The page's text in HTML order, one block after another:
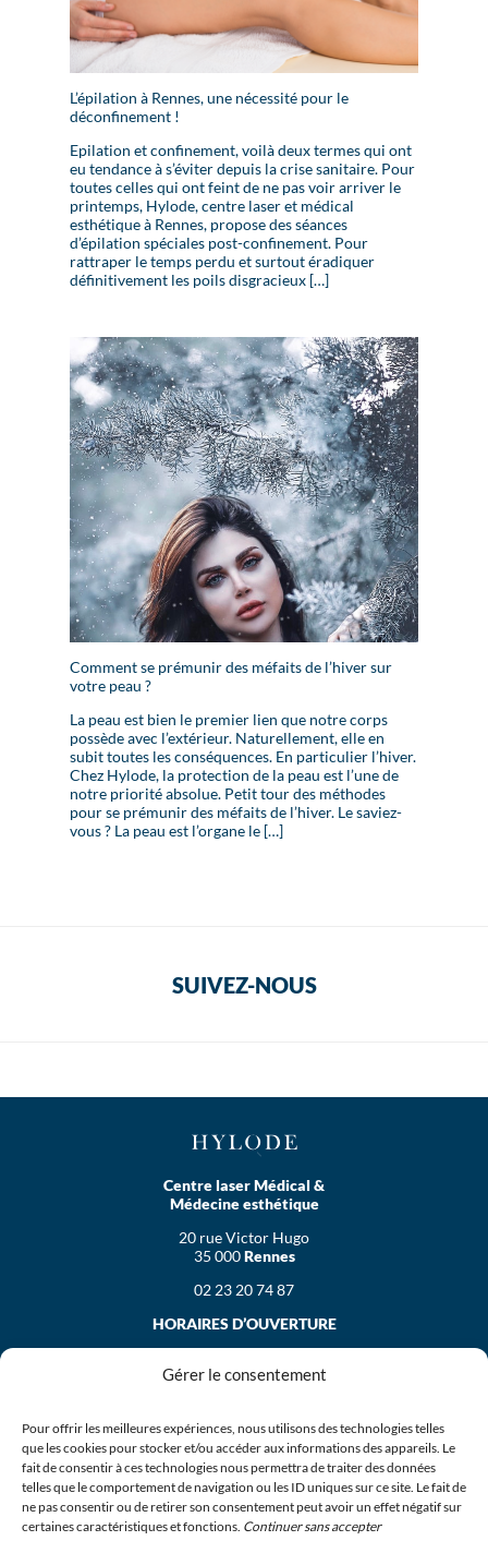
Gérer le consentement
Pour offrir les meilleures expériences, nous utilisons des technologies telles
que les cookies pour stocker et/ou accéder aux informations des appareils. Le
fait de consentir à ces technologies nous permettra de traiter des données
telles que le comportement de navigation ou les ID uniques sur ce site. Le fait de
ne pas consentir ou de retirer son consentement peut avoir un effet négatif sur
certaines caractéristiques et fonctions. Continuer sans accepter
L’épilation à Rennes, une nécessité pour le
déconfinement !
Epilation et confinement, voilà deux termes qui ont
eu tendance à s’éviter depuis la crise sanitaire. Pour
toutes celles qui ont feint de ne pas voir arriver le
printemps, Hylode, centre laser et médical
esthétique à Rennes, propose des séances
d’épilation spéciales post-confinement. Pour
rattraper le temps perdu et surtout éradiquer
définitivement les poils disgracieux […]
Comment se prémunir des méfaits de l’hiver sur
votre peau ?
La peau est bien le premier lien que notre corps
possède avec l’extérieur. Naturellement, elle en
subit toutes les conséquences. En particulier l’hiver.
Chez Hylode, la protection de la peau est l’une de
notre priorité absolue. Petit tour des méthodes
pour se prémunir des méfaits de l’hiver. Le saviez-
vous ? La peau est l’organe le […]
SUIVEZ-NOUS
Centre laser Médical &
Médecine esthétique
20 rue Victor Hugo
35 000Rennes
02 23 20 74 87
HORAIRES D’OUVERTURE
de 9h30 à 19h30
de 9h00 à 19h30
Le jeudi
de 10h00 à 19h30
Le samedi
de 9h30 à 13h00